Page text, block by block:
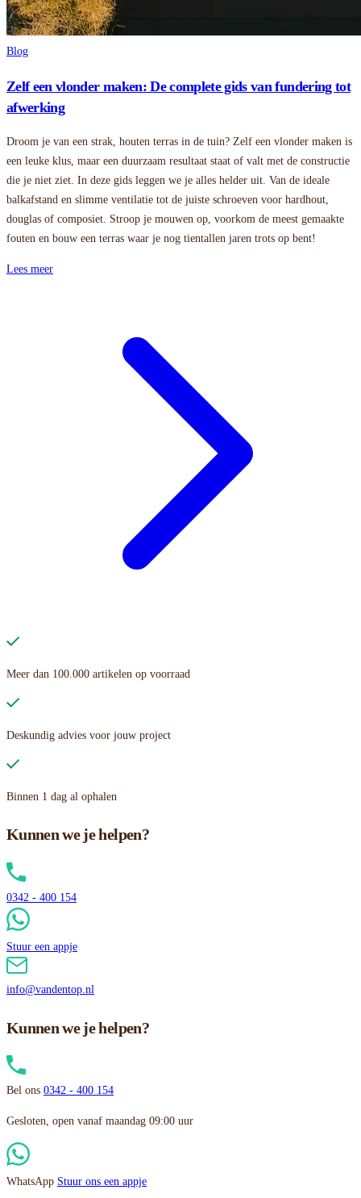
Blog
Zelf een vlonder maken: De complete gids van fundering tot
afwerking
Droom je van een strak, houten terras in de tuin? Zelf een vlonder maken is
een leuke klus, maar een duurzaam resultaat staat of valt met de constructie
die je niet ziet. In deze gids leggen we je alles helder uit. Van de ideale
balkafstand en slimme ventilatie tot de juiste schroeven voor hardhout,
douglas of composiet. Stroop je mouwen op, voorkom de meest gemaakte
fouten en bouw een terras waar je nog tientallen jaren trots op bent!
Lees meer
Meer dan 100.000 artikelen op voorraad
Deskundig advies voor jouw project
Binnen 1 dag al ophalen
Kunnen we je helpen?
0342 - 400 154
Stuur een appje
info@vandentop.nl
Kunnen we je helpen?
Bel ons 0342 - 400 154
Gesloten, open vanaf maandag 09:00 uur
WhatsApp Stuur ons een appje